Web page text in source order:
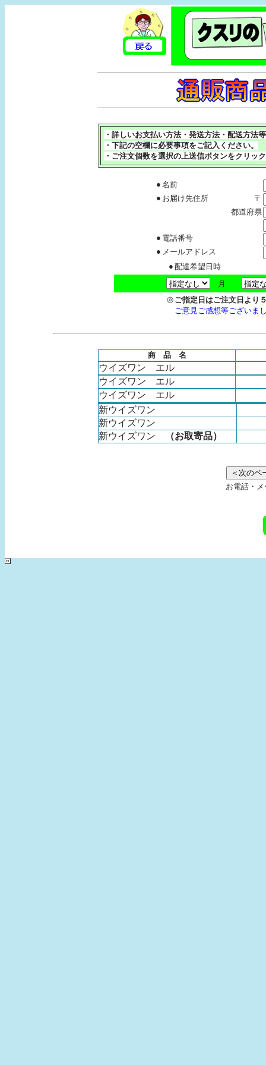
・詳しいお支払い方法・発送方法・配送方法
・下記の空欄に必要事項をご記入ください。
・ご注文個数を選択の上送信ボタンをクリッ
● 名前
● お届け先住所
〒
都道府県
● 電話番号
● メールアドレス
● 配達希望日時
月
◎ ご指定日はご注文日より
ご意見ご感想等ございま
商 品 名
ウイズワン エル
ウイズワン エル
ウイズワン エル
新ウイズワン
新ウイズワン
新ウイズワン
（お取寄品）
お電話・